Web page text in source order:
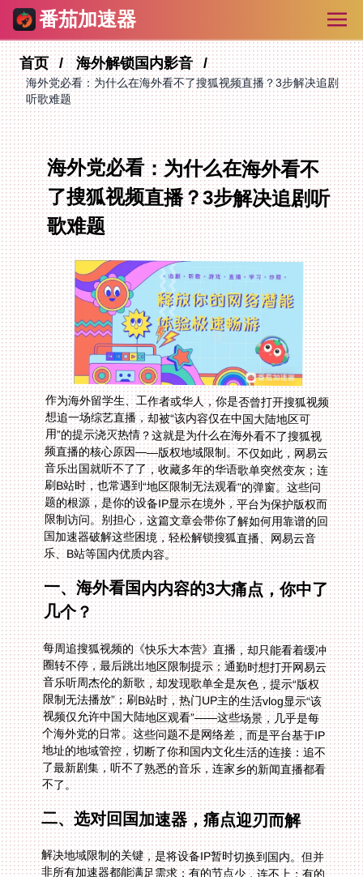
番茄加速器
首页 海外解锁国内影音
海外党必看：为什么在海外看不了搜狐视频直播？3步解决追剧
听歌难题
海外党必看：为什么在海外看不
了搜狐视频直播？3步解决追剧听
歌难题
作为海外留学生、工作者或华人，你是否曾打开搜狐视频
想追一场综艺直播，却被“该内容仅在中国大陆地区可
用”的提示浇灭热情？这就是为什么在海外看不了搜狐视
频直播的核心原因——版权地域限制。不仅如此，网易云
音乐出国就听不了了，收藏多年的华语歌单突然变灰；连
刷B站时，也常遇到“地区限制无法观看”的弹窗。这些问
题的根源，是你的设备IP显示在境外，平台为保护版权而
限制访问。别担心，这篇文章会带你了解如何用靠谱的回
国加速器破解这些困境，轻松解锁搜狐直播、网易云音
乐、B站等国内优质内容。
一、海外看国内内容的3大痛点，你中了
几个？
每周追搜狐视频的《快乐大本营》直播，却只能看着缓冲
圈转不停，最后跳出地区限制提示；通勤时想打开网易云
音乐听周杰伦的新歌，却发现歌单全是灰色，提示“版权
限制无法播放”；刷B站时，热门UP主的生活vlog显示“该
视频仅允许中国大陆地区观看”——这些场景，几乎是每
个海外党的日常。这些问题不是网络差，而是平台基于IP
地址的地域管控，切断了你和国内文化生活的连接：追不
了最新剧集，听不了熟悉的音乐，连家乡的新闻直播都看
不了。
二、选对回国加速器，痛点迎刃而解
解决地域限制的关键，是将设备IP暂时切换到国内。但并
非所有加速器都能满足需求：有的节点少，连不上；有的
流量有限，看个直播就用完；有的设备支持不全，手机能